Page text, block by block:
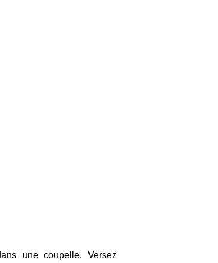
une coupelle. Versez